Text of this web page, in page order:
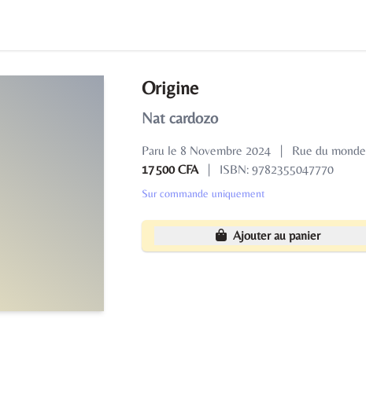
Origine
Nat cardozo
Paru le 8 Novembre 2024 |
Rue du monde
17 500 CFA
| ISBN: 9782355047770
Sur commande uniquement
Ajouter au panier